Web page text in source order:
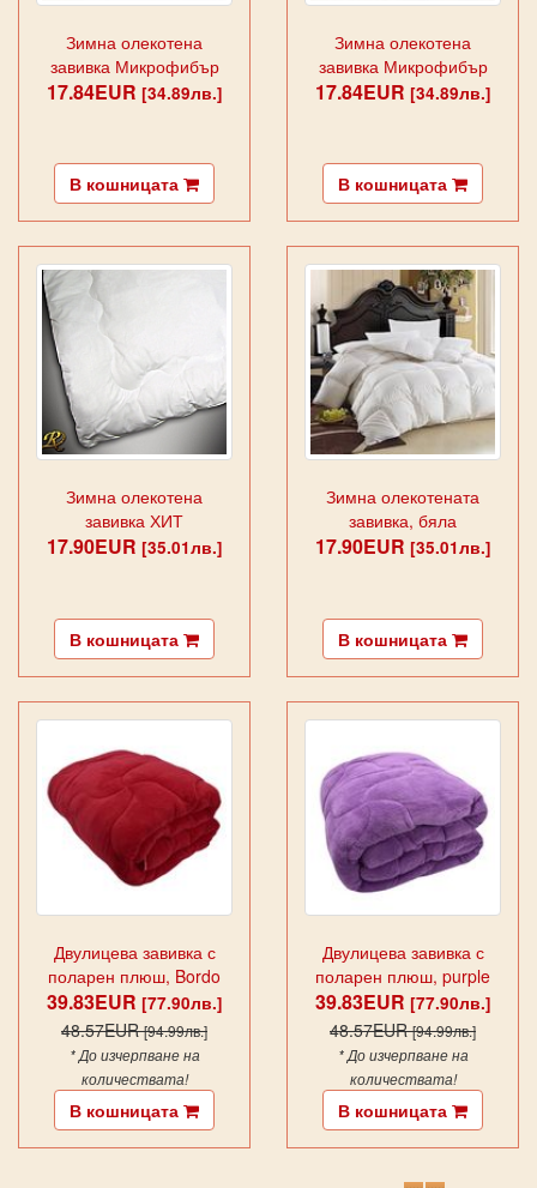
Зимна олекотена
завивка Микрофибър
бяла
17.84EUR [34.89лв.]
В кошницата
Зимна олекотена
завивка Микрофибър
сива
17.84EUR [34.89лв.]
В кошницата
Зимна олекотена
завивка ХИТ
17.90EUR [35.01лв.]
В кошницата
Зимна олекотената
завивка, бяла
17.90EUR [35.01лв.]
В кошницата
Двулицева завивка с
поларен плюш, Bordo
39.83EUR [77.90лв.]
48.57EUR[94.99лв.]
* До изчерпване на
количествата!
В кошницата
Двулицева завивка с
поларен плюш, purple
39.83EUR [77.90лв.]
48.57EUR[94.99лв.]
* До изчерпване на
количествата!
В кошницата